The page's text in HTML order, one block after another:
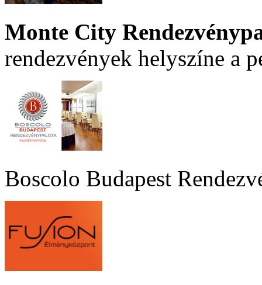
Monte City
rendezvények helyszíne a
Boscolo Budapest